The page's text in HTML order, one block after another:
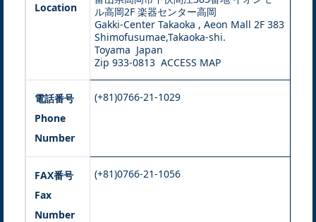
Location
ル高岡2F 楽器センター高岡
Gakki-Center Takaoka , Aeon Mall 2F 383
Shimofusumae,Takaoka-shi.
Toyama Japan
Zip 933-0813 ACCESS MAP
電話番号
Phone
Number
(+81)0766-21-1029
FAX番号
Fax
Number
(+81)0766-21-1056